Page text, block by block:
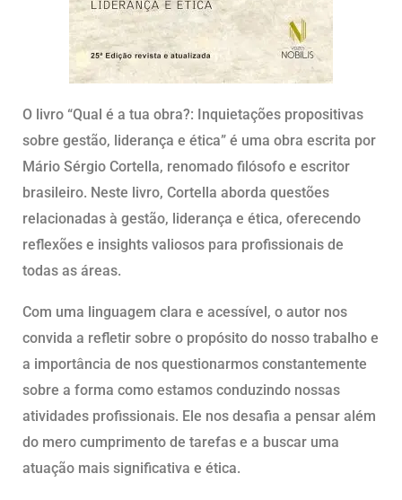
O livro “Qual é a tua obra?: Inquietações propositivas
sobre gestão, liderança e ética” é uma obra escrita por
Mário Sérgio Cortella, renomado filósofo e escritor
brasileiro. Neste livro, Cortella aborda questões
relacionadas à gestão, liderança e ética, oferecendo
reflexões e insights valiosos para profissionais de
todas as áreas.
Com uma linguagem clara e acessível, o autor nos
convida a refletir sobre o propósito do nosso trabalho e
a importância de nos questionarmos constantemente
sobre a forma como estamos conduzindo nossas
atividades profissionais. Ele nos desafia a pensar além
do mero cumprimento de tarefas e a buscar uma
atuação mais significativa e ética.